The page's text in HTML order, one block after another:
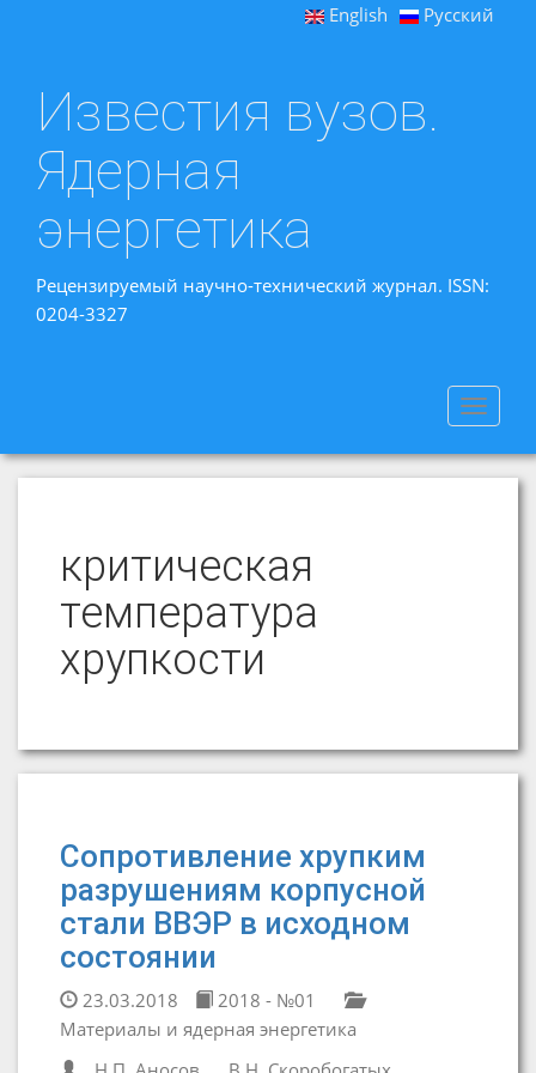
English Русский
Известия вузов.
Ядерная
энергетика
Рецензируемый научно-технический журнал. ISSN:
0204-3327
Toggle
критическая
температура
хрупкости
Сопротивление хрупким
разрушениям корпусной
стали ВВЭР в исходном
состоянии
23.03.2018
2018 - №01
Материалы и ядерная энергетика